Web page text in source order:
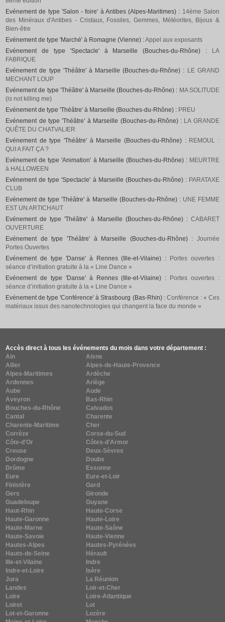
Evénement de type 'Salon - foire' à Antibes (Alpes-Maritimes) : 14ème Salon
des Minéraux d'Antibes - Cristaux, Fossiles, Gemmes, Météorites, Bijoux &
Bien-être
Evénement de type 'Marché' à Romagne (Vienne) :Appel aux exposants
Evénement de type 'Spectacle' à Marseille (Bouches-du-Rhône) :
LA
FABRIQUE
Evénement de type 'Théâtre' à Marseille (Bouches-du-Rhône) : LE GRAND
MECHANT LOUP
Evénement de type 'Théâtre' à Marseille (Bouches-du-Rhône) : MA SOLITUDE
(is not killing me)
Evénement de type 'Théâtre' à Marseille (Bouches-du-Rhône) : PREU
Evénement de type 'Théâtre' à Marseille (Bouches-du-Rhône) : LA GRANDE
QUÊTE DU CHATVALIER
Evénement de type 'Théâtre' à Marseille (Bouches-du-Rhône) : REMOUL :
QUI A FAIT ÇA ?
Evénement de type 'Animation' à Marseille (Bouches-du-Rhône) : MEURTRE
à HALLOWEEN
Evénement de type 'Spectacle' à Marseille (Bouches-du-Rhône) : PARATAXE
CLUB
Evénement de type 'Théâtre' à Marseille (Bouches-du-Rhône) : UNE FEMME
EST UN ARTICHAUT
Evénement de type 'Théâtre' à Marseille (Bouches-du-Rhône) : CABARET
OUVERTURE
Evénement de type 'Théâtre' à Marseille (Bouches-du-Rhône) : Journée
Portes Ouvertes
Evénement de type 'Danse' à Rennes (Ille-et-Vilaine) :
Portes ouvertes :
séance d’initiation gratuite à la « Line Dance »
Evénement de type 'Danse' à Rennes (Ille-et-Vilaine) :
Portes ouvertes :
séance d’initiation gratuite à la « Line Dance »
Evénement de type 'Conférence' à Strasbourg (Bas-Rhin) : Conférence : « Ces
matériaux issus des nanotechnologies qui changent la face du monde »
Accès direct à tous les événements du mois dans votre département :
Ain
Aisne
Allier
Alpes-de-Haute-Provence
Alpes-Maritimes
Ardèche
Ardennes
Ariège
Aube
Aude
Aveyron
Bas-Rhin
Bouches-du-Rhône
Calvados
Cantal
Charente
Charente-Maritime
Cher
Corrèze
Corse-du-Sud
Côte-d'Or
Côtes-d'Armor
Creuse
Deux-Sèvres
Dordogne
Doubs
Drôme
Essonne
Eure
Eure-et-Loir
Finistère
Gard
Gers
Gironde
Guadeloupe
Guyane
Haut-Rhin
Haute-Corse
Haute-Garonne
Haute-Loire
Haute-Marne
Haute-Saône
Haute-Savoie
Haute-Vienne
Hautes-Alpes
Hautes-Pyrénées
Hauts-de-Seine
Hérault
Ille-et-Vilaine
Indre
Indre-et-Loire
Isère
Jura
La Réunion
Landes
Loir-et-Cher
Loire
Loire-Atlantique
Loiret
Lot
Lot-et-Garonne
Lozère